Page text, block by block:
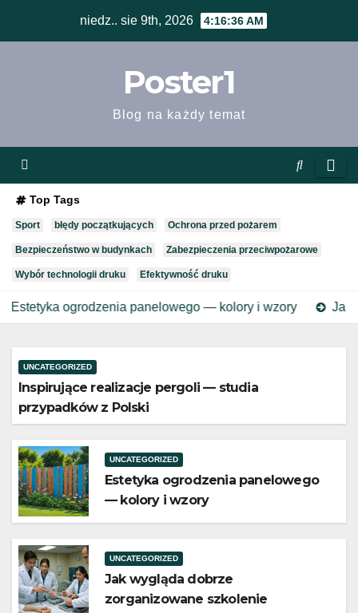
niedz.. sie 9th, 2026 4:16:37 AM
Poster1
Blog na każdy temat
Top Tags
Sport błędy początkujących Ochrona przed pożarem
Bezpieczeństwo w budynkach Zabezpieczenia przeciwpożarowe
Wybór technologii druku Efektywność druku
panelowego — kolory i wzory Jak wygląda
UNCATEGORIZED
Inspirujące realizacje pergoli — studia
przypadków z Polski
UNCATEGORIZED
Estetyka ogrodzenia panelowego
— kolory i wzory
UNCATEGORIZED
Jak wygląda dobrze
zorganizowane szkolenie